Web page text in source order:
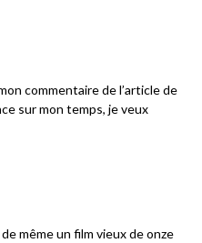
commentaire de l’article de
sur mon temps, je veux
même un film vieux de onze